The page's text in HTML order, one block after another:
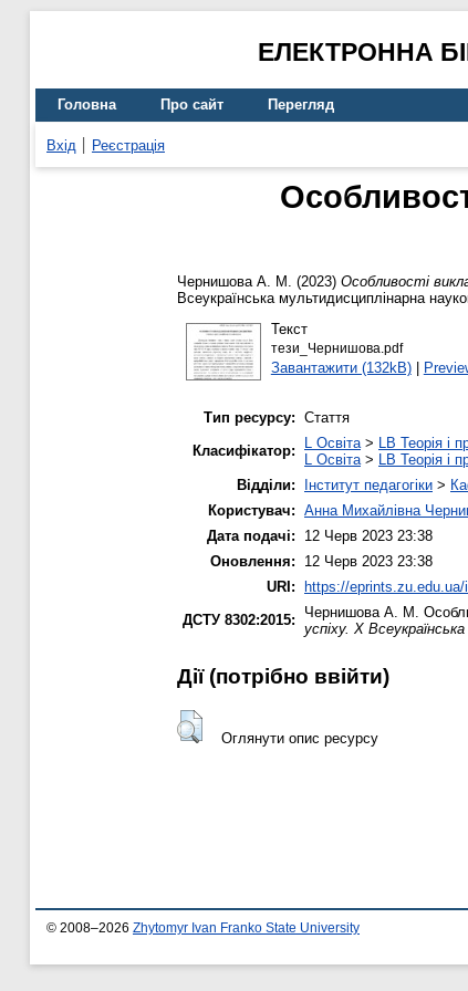
ЕЛЕКТРОННА
Головна Про сайт Перегляд
Вхід Реєстрація
Чернишова А. М. (2023) Особливості
Всеукраїнська мультидисциплінарна
Текст
тези_Чернишова.pdf
Завантажити (132kB)|
Тип ресурсу: Стаття
Класифікатор:
L Освіта> LB Теорія і
L Освіта> LB Теорія і
Відділи:
Інститут педагогіки >
Користувач: Анна Михайлівна
Дата подачі:
12 Черв 2023 23:38
Оновлення:
12 Черв 2023 23:38
URI:
https://
ДСТУ 8302:2015:
Чернишова А. М.
успіху. X
Дії ​​(потрібно ввійти)
Оглянути опис ресурсу
© 2008–2026 Zhytomyr Ivan Franko State University